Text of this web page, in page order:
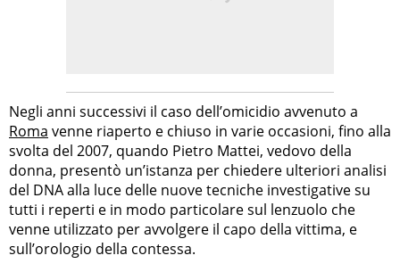
Negli anni successivi il caso dell’omicidio avvenuto a
Roma venne riaperto e chiuso in varie occasioni, fino alla
svolta del 2007, quando Pietro Mattei, vedovo della
donna, presentò un’istanza per chiedere ulteriori analisi
del DNA alla luce delle nuove tecniche investigative su
tutti i reperti e in modo particolare sul lenzuolo che
venne utilizzato per avvolgere il capo della vittima, e
sull’orologio della contessa.